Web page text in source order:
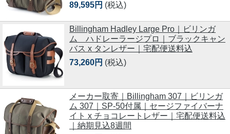
89,595円 (税込)
Billingham Hadley Large Pro｜ビリンガ
ム ハドレーラージプロ｜ブラックキャン
バス x タンレザー｜宅配便送料込
73,260円 (税込)
メーカー取寄｜Billingham 307｜ビリンガ
ム 307｜SP-50付属｜セージファイバーナ
イト x チョコレートレザー｜宅配便送料込
｜納期見込8週間